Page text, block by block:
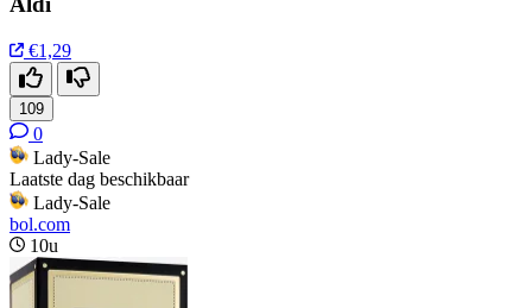
€1,29
109
0
Lady-Sale
Laatste dag beschikbaar
Lady-Sale
bol.com
10u